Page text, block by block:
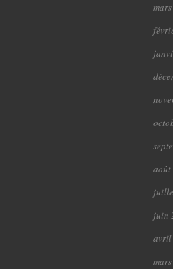
août
juin
avril